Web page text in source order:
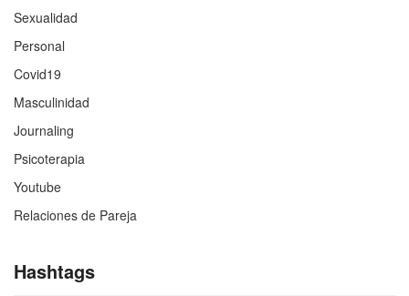
Sexualidad
Personal
Covid19
Masculinidad
Journaling
Psicoterapia
Youtube
Relaciones de Pareja
Hashtags